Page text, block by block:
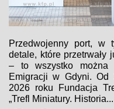
Przedwojenny port, w
detale, które przetrwały
– to wszystko można
Emigracji w Gdyni. Od
2026 roku Fundacja
„Trefl Miniatury. Historia...